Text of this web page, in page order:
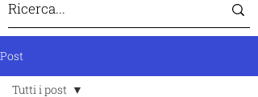
Post
Tutti i post